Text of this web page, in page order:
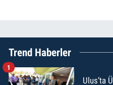
Trend Haberler
Ulus’ta
1